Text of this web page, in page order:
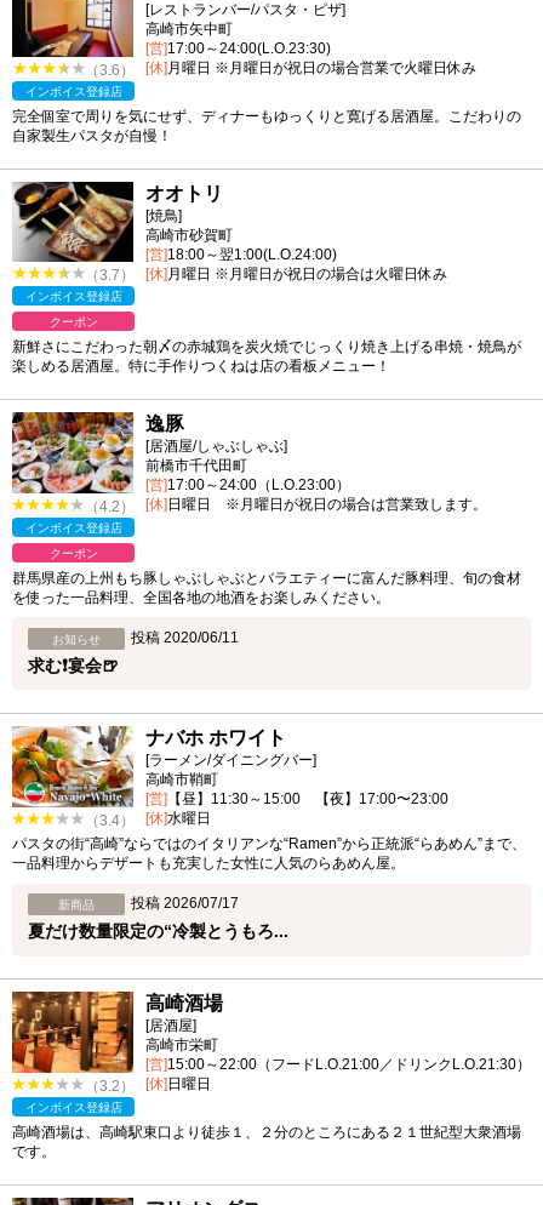
（3.6）
インボイス登録店
[レストランバー/パスタ・ピザ]
高崎市矢中町
[営]17:00～24:00(L.O.23:30)
[休] 月曜日 ※月曜日が祝日の場合営業で火曜日休み
完全個室で周りを気にせず、ディナーもゆっくりと寛げる居酒屋。こだわりの
自家製生パスタが自慢！
（3.7）
インボイス登録店
クーポン
オオトリ
[焼鳥]
高崎市砂賀町
[営]18:00～翌1:00(L.O.24:00)
[休]月曜日 ※月曜日が祝日の場合は火曜日休み
新鮮さにこだわった朝〆の赤城鶏を炭火焼でじっくり焼き上げる串焼・焼鳥が
楽しめる居酒屋。特に手作りつくねは店の看板メニュー！
（4.2）
インボイス登録店
クーポン
逸豚
[居酒屋/しゃぶしゃぶ]
前橋市千代田町
[営]17:00～24:00（L.O.23:00）
[休] 日曜日 ※月曜日が祝日の場合は営業致します。
群馬県産の上州もち豚しゃぶしゃぶとバラエティーに富んだ豚料理、旬の食材
を使った一品料理、全国各地の地酒をお楽しみください。
お知らせ 投稿 2020/06/11
求む❗宴会🍺
（3.4）
ナバホ ホワイト
[ラーメン/ダイニングバー]
高崎市鞘町
[営] 【昼】11:30～15:00 【夜】17:00〜23:00
[休]水曜日
パスタの街“高崎”ならではのイタリアンな“Ramen”から正統派“らあめん”まで、
一品料理からデザートも充実した女性に人気のらあめん屋。
新商品 投稿 2026/07/17
夏だけ数量限定の“冷製とうもろ...
（3.2）
インボイス登録店
高崎酒場
[居酒屋]
高崎市栄町
[営]15:00～22:00（フードL.O.21:00／ドリンクL.O.21:30）
[休] 日曜日
高崎酒場は、高崎駅東口より徒歩１、２分のところにある２１世紀型大衆酒場
です。